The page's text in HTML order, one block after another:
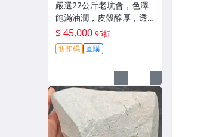
嚴選22公斤老坑會，色澤
飽滿油潤，皮殼醇厚，透
著迷人的黃霧光澤 翡翠 A
貨 玉石
$ 45,000 95折
折扣碼 直購